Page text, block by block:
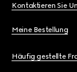
Kontaktieren Sie
Meine Bestellung
Häufig gestellte